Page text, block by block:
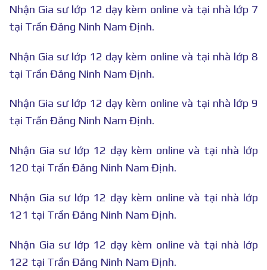
Nhận Gia sư lớp 12 dạy kèm online và tại nhà lớp 7
tại Trần Đăng Ninh Nam Định.
Nhận Gia sư lớp 12 dạy kèm online và tại nhà lớp 8
tại Trần Đăng Ninh Nam Định.
Nhận Gia sư lớp 12 dạy kèm online và tại nhà lớp 9
tại Trần Đăng Ninh Nam Định.
Nhận Gia sư lớp 12 dạy kèm online và tại nhà lớp
120 tại Trần Đăng Ninh Nam Định.
Nhận Gia sư lớp 12 dạy kèm online và tại nhà lớp
121 tại Trần Đăng Ninh Nam Định.
Nhận Gia sư lớp 12 dạy kèm online và tại nhà lớp
122 tại Trần Đăng Ninh Nam Định.